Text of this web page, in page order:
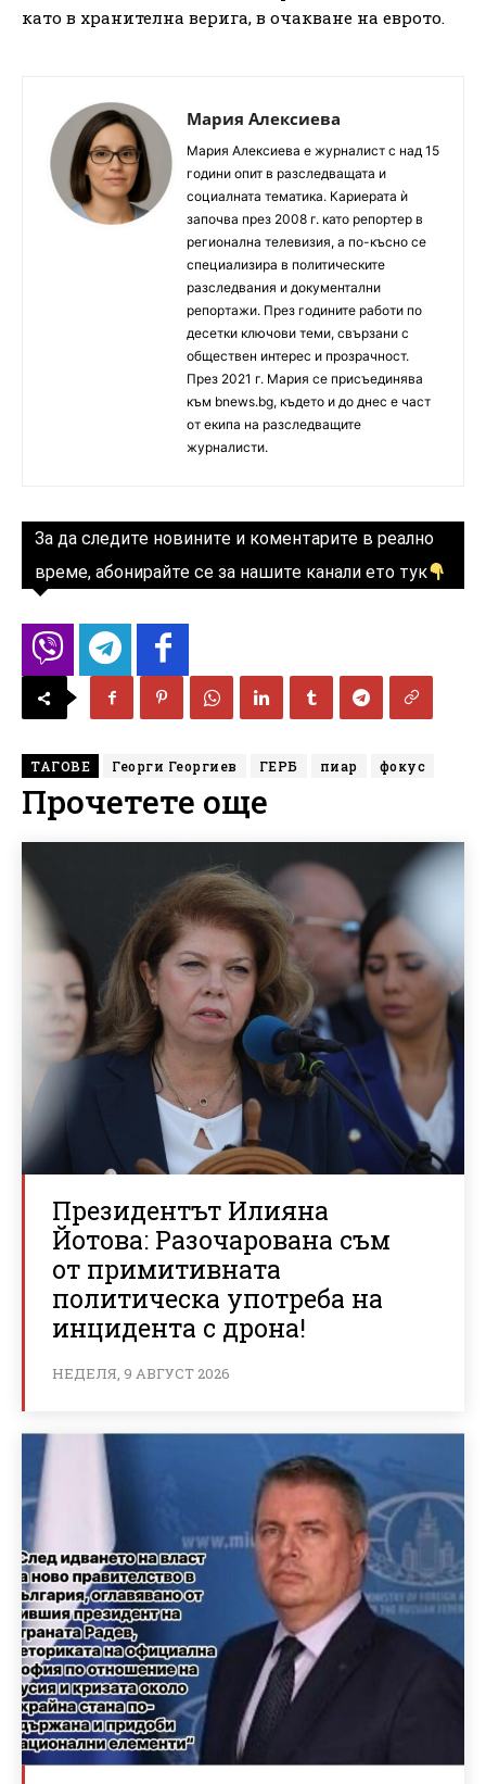
като в хранителна верига, в очакване на еврото.
Мария Алексиева
Мария Алексиева е журналист с над 15
години опит в разследващата и
социалната тематика. Кариерата ѝ
започва през 2008 г. като репортер в
регионална телевизия, а по-късно се
специализира в политическите
разследвания и документални
репортажи. През годините работи по
десетки ключови теми, свързани с
обществен интерес и прозрачност.
През 2021 г. Мария се присъединява
към bnews.bg, където и до днес е част
от екипа на разследващите
журналисти.
За да следите новините и коментарите в реално
време, абонирайте се за нашите канали ето тук
ТАГОВЕ Георги Георгиев ГЕРБ пиар фокус
Прочетете още
Президентът Илияна
Йотова: Разочарована съм
от примитивната
политическа употреба на
инцидента с дрона!
НЕДЕЛЯ, 9 АВГУСТ 2026